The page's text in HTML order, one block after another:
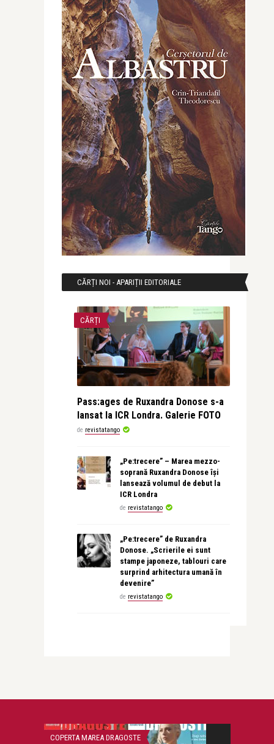
CĂRȚI NOI - APARIȚII EDITORIALE
CĂRȚI
Pass:ages de Ruxandra Donose s-a
lansat la ICR Londra. Galerie FOTO
de revistatango
„Pe:trecere” – Marea mezzo-
soprană Ruxandra Donose își
lansează volumul de debut la
ICR Londra
de revistatango
„Pe:trecere” de Ruxandra
Donose. „Scrierile ei sunt
stampe japoneze, tablouri care
surprind arhitectura umană în
devenire”
de revistatango
COPERTA MAREA DRAGOSTE